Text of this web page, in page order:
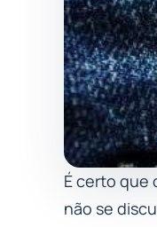
É certo que
não se